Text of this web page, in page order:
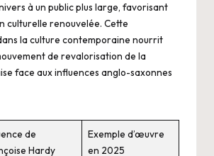
à un public plus large, favorisant
culturelle renouvelée. Cette
la culture contemporaine nourrit
de revalorisation de la
face aux influences anglo-saxonnes
de
Hardy
Exemple d’œuvre
en 2025